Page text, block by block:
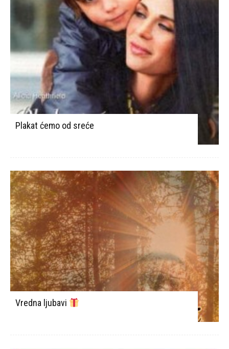
Plakat ćemo od sreće
Vredna ljubavi